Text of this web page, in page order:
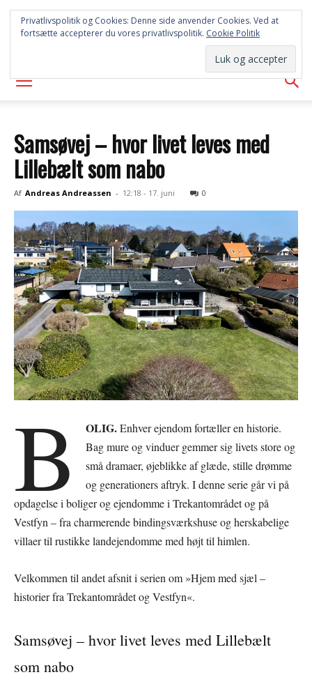
SYD
AVISEN
Samsøvej – hvor livet leves med
Lillebælt som nabo
Af Andreas Andreassen - 12:18 - 17. juni 0
B OLIG.Enhver ejendom fortæller en historie.
Bag mure og vinduer gemmer sig livets store og
små dramaer, øjeblikke af glæde, stille drømme
og generationers aftryk. I denne serie går vi på
opdagelse i boliger og ejendomme i Trekantområdet og på
Vestfyn – fra charmerende bindingsværkshuse og herskabelige
villaer til rustikke landejendomme med højt til himlen.
Velkommen til andet afsnit i serien om »Hjem med sjæl –
historier fra Trekantområdet og Vestfyn«.
Samsøvej – hvor livet leves med Lillebælt
som nabo
Privatlivspolitik og Cookies: Denne side anvender Cookies. Ved at
fortsætte accepterer du vores privatlivspolitik. Cookie Politik